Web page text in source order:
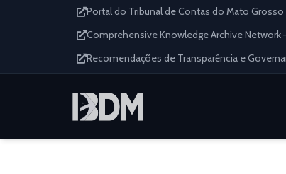
Portal do Tribunal de Contas do Mato Grosso
Comprehensive Knowledge Archive Network
Recomendações de Transparência e